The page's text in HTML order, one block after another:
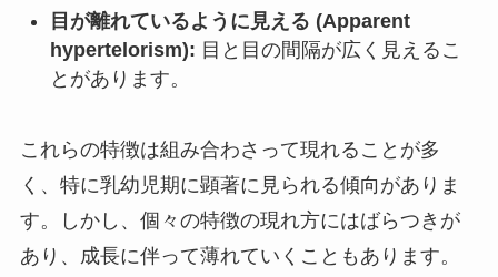
目が離れているように見える (Apparent
hypertelorism): 目と目の間隔が広く見えるこ
とがあります。
これらの特徴は組み合わさって現れることが多
く、特に乳幼児期に顕著に見られる傾向がありま
す。しかし、個々の特徴の現れ方にはばらつきが
あり、成長に伴って薄れていくこともあります。